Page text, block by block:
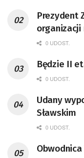
Prezydent
organizacji
0 UDOST.
Będzie II
0 UDOST.
Udany
Sławskim
0 UDOST.